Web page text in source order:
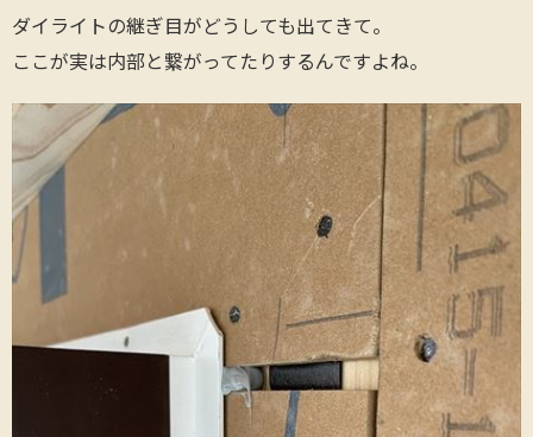
ダイライトの継ぎ目がどうしても出てきて。
ここが実は内部と繋がってたりするんですよね。